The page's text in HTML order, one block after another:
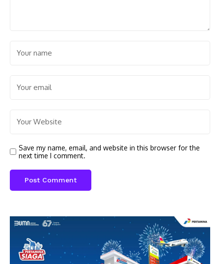
Save my name, email, and website in this browser for the
next time I comment.